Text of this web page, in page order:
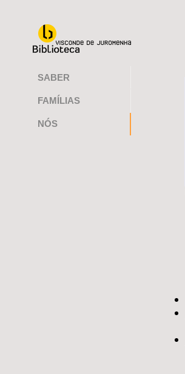
SABER
FAMÍLIAS
NÓS